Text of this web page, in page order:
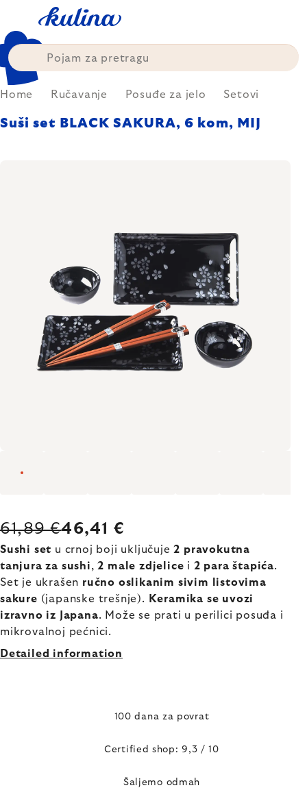
content
Home Ručavanje Posuđe za jelo Setovi
Suši set BLACK SAKURA, 6 kom, MIJ
61,89 €46,41 €
Sushi set u crnoj boji uključuje2 pravokutna
tanjura za sushi,2 male zdjelice i 2 para štapića.
Set je ukrašen ručno oslikanim sivim listovima
sakure (japanske trešnje).
Keramika se uvozi
izravno iz Japana. Može se prati u perilici posuđa i
mikrovalnoj pećnici.
Detailed information
100 dana za povrat
Certified shop: 9,3 / 10
Šaljemo odmah